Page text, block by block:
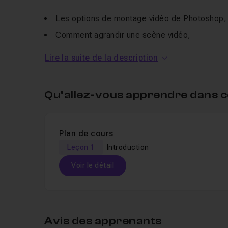
Les options de montage vidéo de Photoshop,
Comment agrandir une scène vidéo,
Un QCM vous permet de valider vos
Pour aller plus loin dans les outils de montage
dans Photoshop
Lire la suite de la description
Qu’allez-vous apprendre dans
Plan de cours
Leçon 1 Introduction
Voir le détail
Avis des apprenants